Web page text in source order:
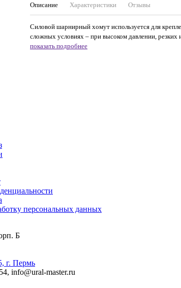
Описание Характеристики Отзывы
Силовой шарнирный хомут используется для
сложных условиях – при высоком давлении, резких
показать подробнее
персональных данных
Б
г. Пермь
info@ural-master.ru